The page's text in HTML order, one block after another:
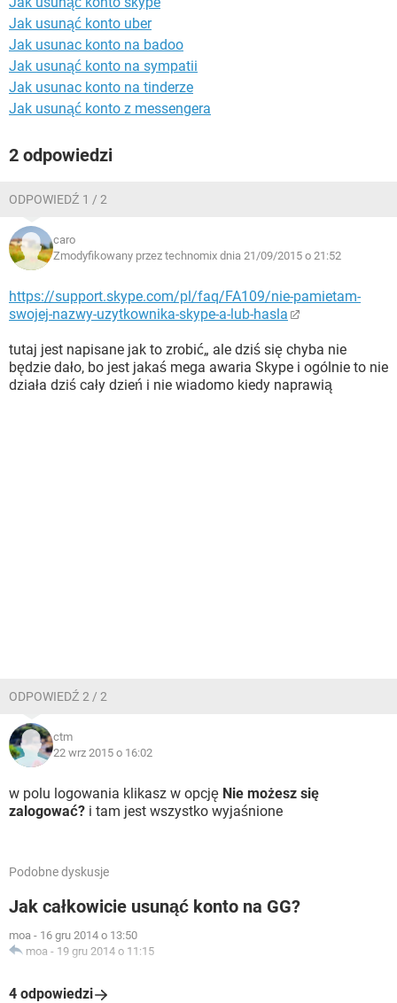
WINDOWS 10
Jak usunąć konto uber
Jak usunac konto na badoo
Jak usunąć konto na sympatii
Jak usunac konto na tinderze
Jak usunąć konto z messengera
2 odpowiedzi
ODPOWIEDŹ 1 / 2
caro
Zmodyfikowany przez technomix dnia 21/09/2015 o 21:52
https://support.skype.com/pl/faq/FA109/nie-pamietam-
swojej-nazwy-uzytkownika-skype-a-lub-hasla
tutaj jest napisane jak to zrobić„ ale dziś się chyba nie
będzie dało, bo jest jakaś mega awaria Skype i ogólnie to nie
działa dziś cały dzień i nie wiadomo kiedy naprawią
ODPOWIEDŹ 2 / 2
ctm
22 wrz 2015 o 16:02
w polu logowania klikasz w opcję Nie możesz się
zalogować? i tam jest wszystko wyjaśnione
Podobne dyskusje
Jak całkowicie usunąć konto na GG?
moa - 16 gru 2014 o 13:50
moa - 19 gru 2014 o 11:15
4 odpowiedzi